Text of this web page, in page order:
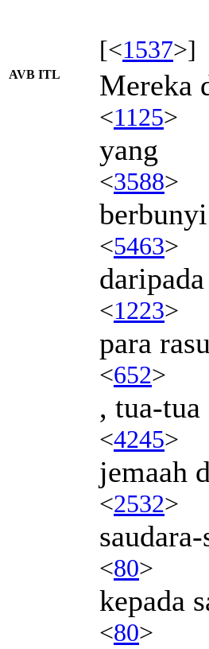
[<1537>]
AVB ITL Mereka
<1125>
yang
<3588>
<5463>
daripada
<1223>
para
<652>
, tua-tua
<4245>
jemaah
<2532>
<80>
kepada
<80>